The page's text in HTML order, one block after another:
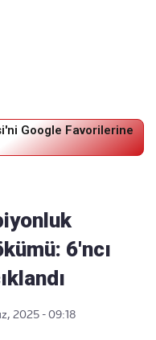
Google Favorilerine
6'ncı
2025 - 09:18